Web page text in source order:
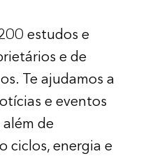
estudos e
e de
Te ajudamos a
e eventos
de
ciclos, energia e